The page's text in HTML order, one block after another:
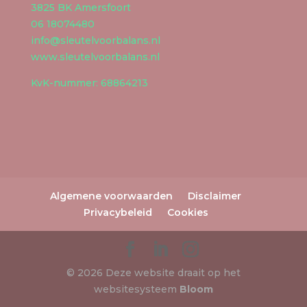
3825 BK Amersfoort
06 18074480
info@sleutelvoorbalans.nl
www.sleutelvoorbalans.nl
KvK-nummer: 68864213
Algemene voorwaarden
Disclaimer
Privacybeleid
Cookies
© 2026 Deze website draait op het
websitesysteem Bloom